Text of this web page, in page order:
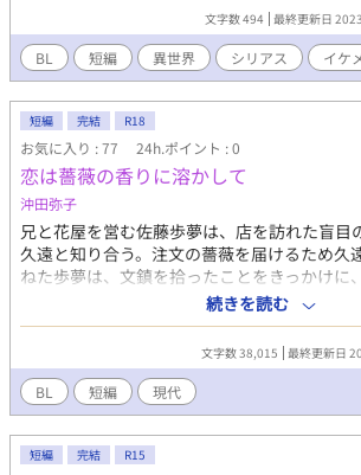
文字数 494 最終更新日
BL 短編 異世界 シリアス イケ
短編 完結 R18
お気に入り : 77 24h.ポイント : 0
恋は薔薇の香りに溶かして
沖田弥子
兄と花屋を営む佐藤歩夢は、店を訪れた盲目
久遠と知り合う。注文の薔薇を届けるため久
ねた歩夢は、文鎮を拾ったことをきっかけに
ノのレッスンを久遠から提案される。生徒と
る歩夢は、次第に久遠との交流を深めていく
する芸能事務所の社長から、サロンで演奏す
て……◆ディアプラスBL小説大賞二次選考通
のまま公開しています。
続きを読む
文字数 38,015 最終更新日
BL 短編 現代
短編 完結 R15